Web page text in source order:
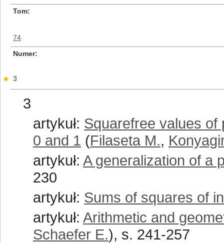
Tom
74
Numer
3
3
artykuł: Squarefree values of
0 and 1 (Filaseta M.,
artykuł: A generalization of a
230
artykuł: Sums of squares of
artykuł: Arithmetic and
Schaefer E.), s. 241-257